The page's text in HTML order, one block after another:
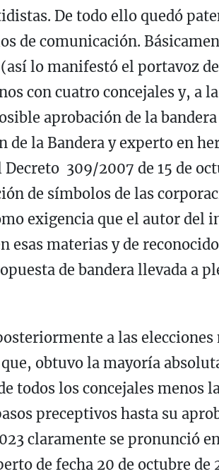
De todo ello quedó
de comunicación.
lo manifestó el portavoz
con cuatro concejales y, a
aprobación de la
de la Bandera y experto en
309/2007 de 15 de
de símbolos de las
exigencia que el autor
materias y de
de bandera llevada a
a las
obtuvo la mayoría
todos los concejales menos
preceptivos hasta su
claramente se pronunció
de fecha 20 de octubre de